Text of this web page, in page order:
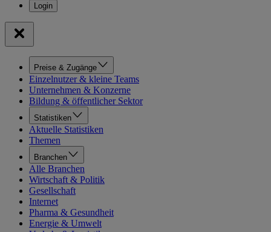
Preise & Zugänge
Einzelnutzer & kleine Teams
Unternehmen & Konzerne
Bildung & öffentlicher Sektor
Statistiken
Aktuelle Statistiken
Themen
Branchen
Alle Branchen
Wirtschaft & Politik
Gesellschaft
Internet
Pharma & Gesundheit
Energie & Umwelt